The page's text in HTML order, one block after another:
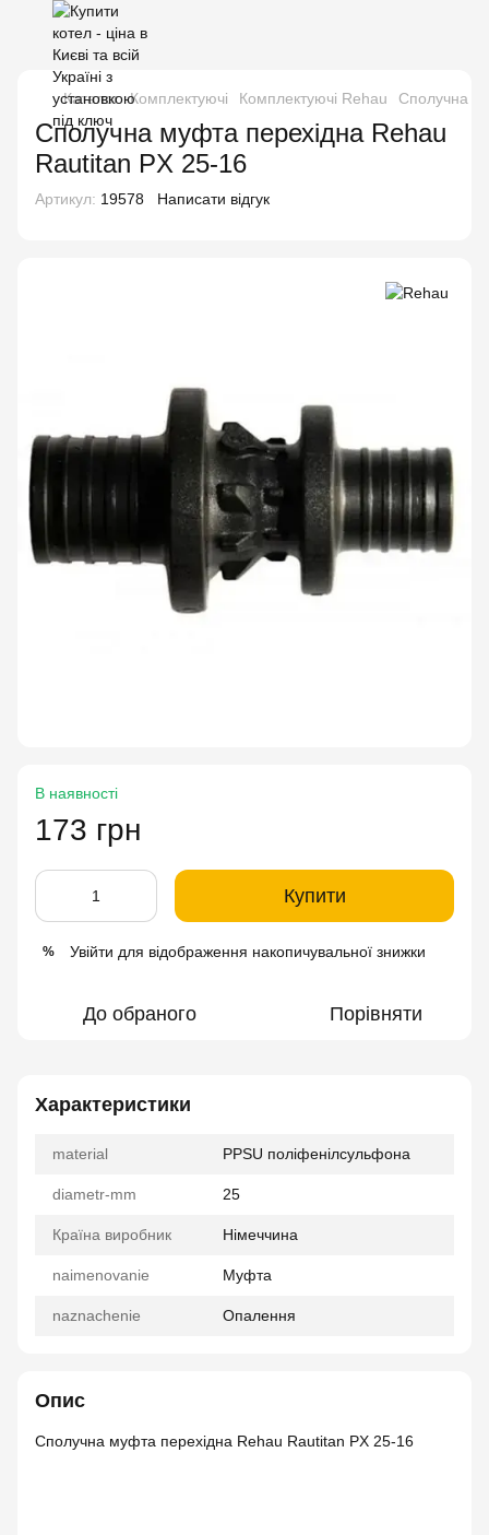
Каталог Комплектуючі Комплектуючі Rehau Сполучна
Сполучна муфта перехідна Rehau
Rautitan PX 25-16
Артикул: 19578 Написати відгук
В наявності
173 грн
Купити
% Увійти для відображення накопичувальної знижки
До обраного Порівняти
Характеристики
material PPSU поліфенілсульфона
diametr-mm 25
Країна виробник Німеччина
naimenovanie Муфта
naznachenie Опалення
Опис
Сполучна муфта перехідна Rehau Rautitan PX 25-16